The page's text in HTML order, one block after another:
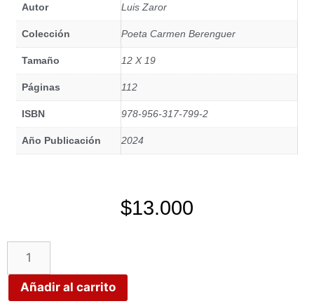
Autor Luis Zaror
Colección Poeta Carmen Berenguer
Tamaño 12 X 19
Páginas 112
ISBN 978-956-317-799-2
Año Publicación 2024
$13.000
Añadir al carrito